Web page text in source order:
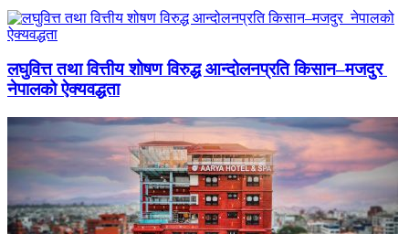
लघुवित्त तथा वित्तीय शोषण विरुद्ध आन्दोलनप्रति किसान–मजदुर
नेपालको ऐक्यवद्धता